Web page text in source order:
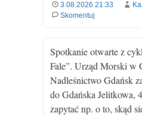
3.08.2026 21:33
Skomentuj
Spotkanie otwarte z
Fale”. Urząd Morski w
Nadleśnictwo Gdańsk
do Gdańska Jelitkowa,
zapytać np. o to, skąd